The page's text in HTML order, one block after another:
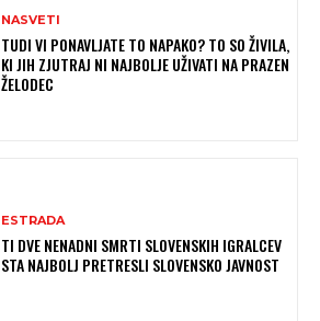
NASVETI
TUDI VI PONAVLJATE TO NAPAKO? TO SO ŽIVILA,
KI JIH ZJUTRAJ NI NAJBOLJE UŽIVATI NA PRAZEN
ŽELODEC
ESTRADA
TI DVE NENADNI SMRTI SLOVENSKIH IGRALCEV
STA NAJBOLJ PRETRESLI SLOVENSKO JAVNOST